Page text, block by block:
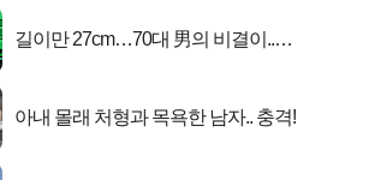
길이만 27cm…70대 男의 비결이..충
아내 몰래 처형과 목욕한 남자.. 충격!